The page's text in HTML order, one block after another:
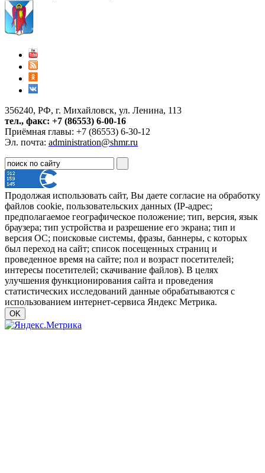
356240, РФ, г. Михайловск, ул. Ленина, 113
тел., факс: +7 (86553) 6-00-16
Приёмная главы: +7 (86553) 6-30-12
Эл. почта: administration@shmr.ru
Продолжая использовать сайт, Вы даете согласие на обработку
файлов cookie, пользовательских данных (IP-адрес;
предполагаемое географическое положение; тип, версия, язык
браузера; тип устройства и разрешение его экрана; тип и
версия ОС; поисковые системы, фразы, баннеры, с которых
был переход на сайт; список посещенных страниц и
проведенное время на сайте; пол и возраст посетителей;
интересы посетителей; скачивание файлов). В целях
улучшения функционирования сайта и проведения
статистических исследований данные обрабатываются с
использованием интернет-сервиса Яндекс Метрика.
OK